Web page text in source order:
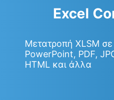
Excel
Μετατροπή XLSM
PowerPoint, PDF,
HTML και άλλα